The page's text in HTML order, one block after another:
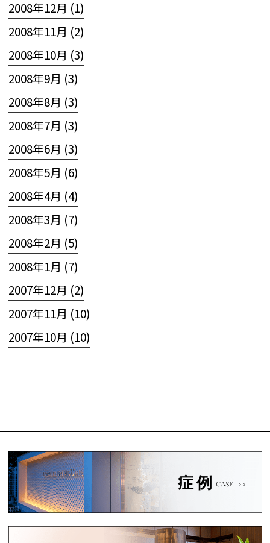
2008年12月 (1)
2008年11月 (2)
2008年10月 (3)
2008年9月 (3)
2008年8月 (3)
2008年7月 (3)
2008年6月 (3)
2008年5月 (6)
2008年4月 (4)
2008年3月 (7)
2008年2月 (5)
2008年1月 (7)
2007年12月 (2)
2007年11月 (10)
2007年10月 (10)
症例 CASE